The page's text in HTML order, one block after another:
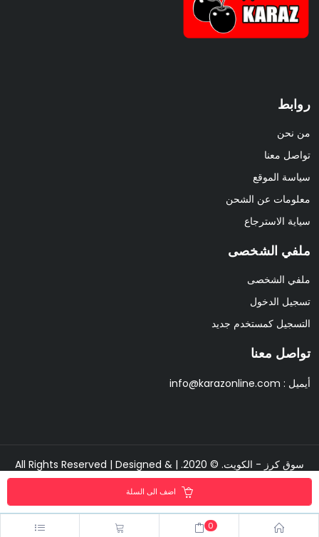
0
اضف الى السلة
روابط
من نحن
تواصل معنا
سياسة الموقع
معلومات عن الشحن
سياية الاسترجاع
ملفي الشخصى
ملفي الشخصى
تسجيل الدخول
التسجيل كمستخدم جديد
تواصل معنا
أيميل : info@karazonline.com
سوق كرز - الكويت. © 2020. | All Rights Reserved | Designed &
Developed ByPixipine